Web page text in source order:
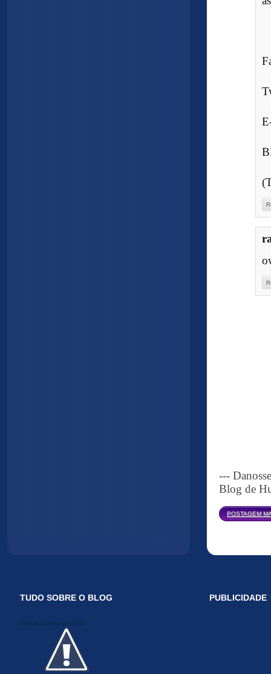
---
Blog de
POSTAGEM
TUDO SOBRE O BLOG
Midiakit Danosse 2014
PUBLICIDADE